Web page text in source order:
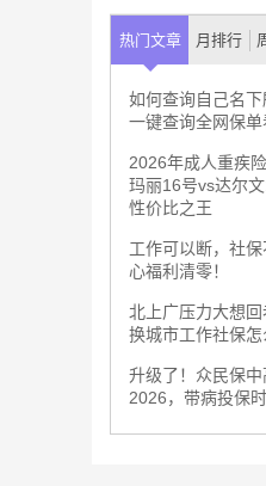
热门文章 月排行
如何查询自己名下
一键查询全网保单
2026年成人重疾
玛丽16号vs达尔
性价比之王
工作可以断，社
心福利清零！
北上广压力大想回
换城市工作社保怎
升级了！众民保
2026，带病投保